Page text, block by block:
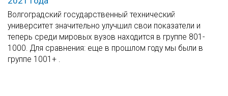
Волгоградский государственный технический
университет значительно улучшил свои показатели и
теперь среди мировых вузов находится в группе 801-
1000. Для сравнения: еще в прошлом году мы были в
группе 1001+ .